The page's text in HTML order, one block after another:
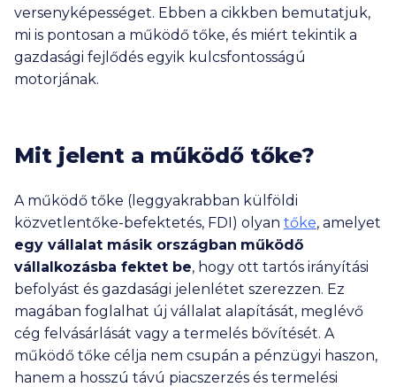
versenyképességet. Ebben a cikkben bemutatjuk,
mi is pontosan a működő tőke, és miért tekintik a
gazdasági fejlődés egyik kulcsfontosságú
motorjának.
Mit jelent a működő tőke?
A működő tőke (leggyakrabban külföldi
közvetlentőke-befektetés, FDI) olyan tőke, amelyet
egy vállalat másik országban működő
vállalkozásba fektet be, hogy ott tartós irányítási
befolyást és gazdasági jelenlétet szerezzen. Ez
magában foglalhat új vállalat alapítását, meglévő
cég felvásárlását vagy a termelés bővítését. A
működő tőke célja nem csupán a pénzügyi haszon,
hanem a hosszú távú piacszerzés és termelési